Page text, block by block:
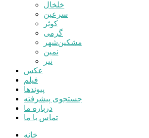
خلخال
سرعین
کوثر
گرمی
مشکین‌شهر
نمین
نیر
عکس
فیلم
پیوندها
جستجوی پیشرفته
درباره ما
تماس با ما
خانه